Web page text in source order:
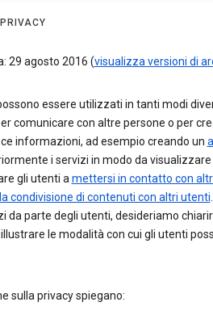
29 agosto 2016 (visualizza versioni di
essere utilizzati in tanti modi
comunicare con altre persone o per
informazioni, ad esempio creando un
i servizi in modo da visualizzare
gli utenti amettersi in contatto con
condivisione di contenuti con altri utenti
da parte degli utenti, desideriamo
le modalità con cui gli utenti
sulla privacy spiegano: